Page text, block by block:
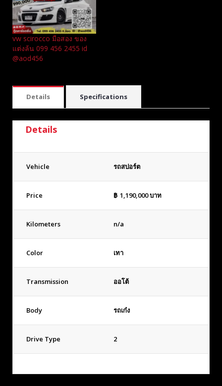
vw scirocco มือสอง ของ
แต่งล้น 099 456 2455 id
@aod456
Details Specifications
Details
Vehicle รถสปอร์ต
Price ฿ 1,190,000บาท
Kilometers n/a
Color เทา
Transmission ออโต้
Body รถเก๋ง
Drive Type 2